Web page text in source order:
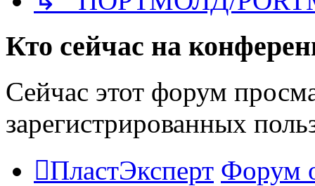
Кто сейчас на
Сейчас этот форум
зарегистрированных
ПластЭксперт Форум